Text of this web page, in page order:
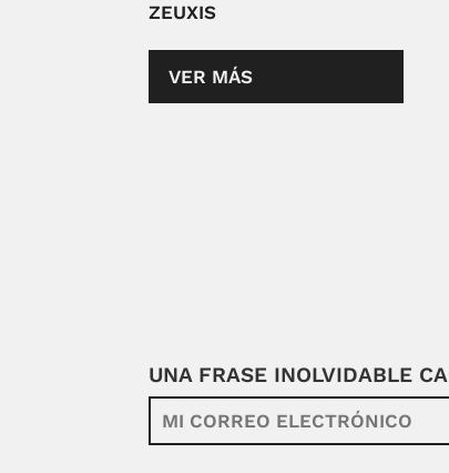
ZEUXIS
VER MÁS
UNA FRASE INOLVIDABLE